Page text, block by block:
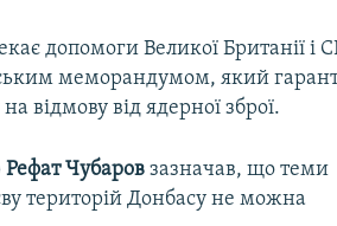
допомоги Великої Британії і
меморандумом, який
на відмову від ядерної зброї.
Рефат Чубаров зазначав, що теми
територій Донбасу не можна